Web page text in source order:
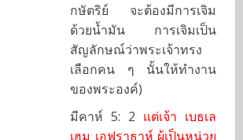
กษัตริย์ จะต้องมีการเจิม
ด้วยน้ำมัน การเจิมเป็น
สัญลักษณ์ว่าพระเจ้าทรง
เลือกคน ๆ นั้นให้ทำงาน
ของพระองค์)
มีคาห์ 5: 2 แต่เจ้า เบธเล
เฮม เอฟราธาห์ ผู้เป็นหน่วย